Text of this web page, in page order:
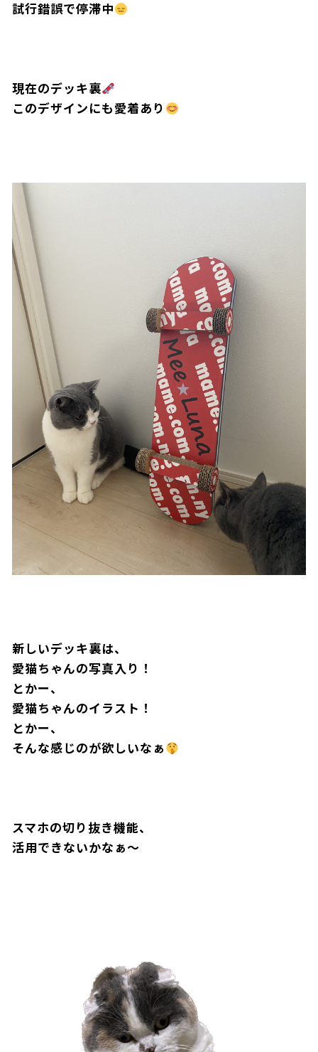
試行錯誤で停滞中
現在のデッキ裏
このデザインにも愛着あり
新しいデッキ裏は、
愛猫ちゃんの写真入り！
とかー、
愛猫ちゃんのイラスト！
とかー、
そんな感じのが欲しいなぁ
スマホの切り抜き機能、
活用できないかなぁ〜